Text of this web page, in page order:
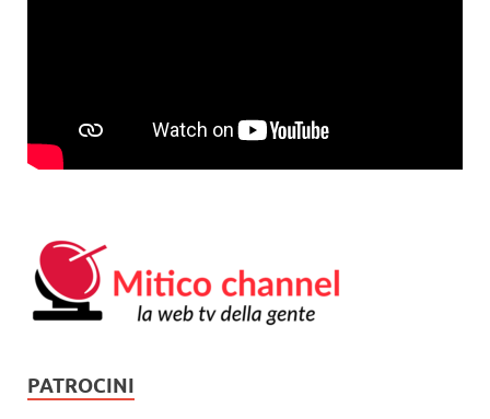
PATROCINI